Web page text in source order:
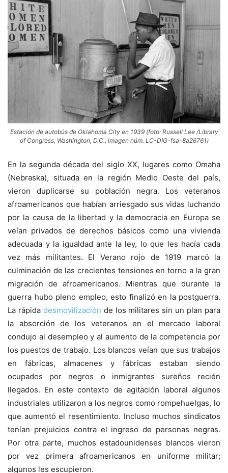
Estación de autobús de Oklahoma City en 1939 (foto: Russell Lee /Library
of Congress, Washington, D.C., imagen núm. LC-DIG-fsa-8a26761)
En la segunda década del siglo XX, lugares como Omaha
(Nebraska), situada en la región Medio Oeste del país,
vieron duplicarse su población negra. Los veteranos
afroamericanos que habían arriesgado sus vidas luchando
por la causa de la libertad y la democracia en Europa se
veían privados de derechos básicos como una vivienda
adecuada y la igualdad ante la ley, lo que les hacía cada
vez más militantes. El Verano rojo de 1919 marcó la
culminación de las crecientes tensiones en torno a la gran
migración de afroamericanos. Mientras que durante la
guerra hubo pleno empleo, esto finalizó en la postguerra.
La rápida desmovilización de los militares sin un plan para
la absorción de los veteranos en el mercado laboral
condujo al desempleo y al aumento de la competencia por
los puestos de trabajo. Los blancos veían que sus trabajos
en fábricas, almacenes y fábricas estaban siendo
ocupados por negros o inmigrantes sureños recién
llegados. En este contexto de agitación laboral algunos
industriales utilizaron a los negros como rompehuelgas, lo
que aumentó el resentimiento. Incluso muchos sindicatos
tenían prejuicios contra el ingreso de personas negras.
Por otra parte, muchos estadounidenses blancos vieron
por vez primera afroamericanos en uniforme militar;
algunos les escupieron.